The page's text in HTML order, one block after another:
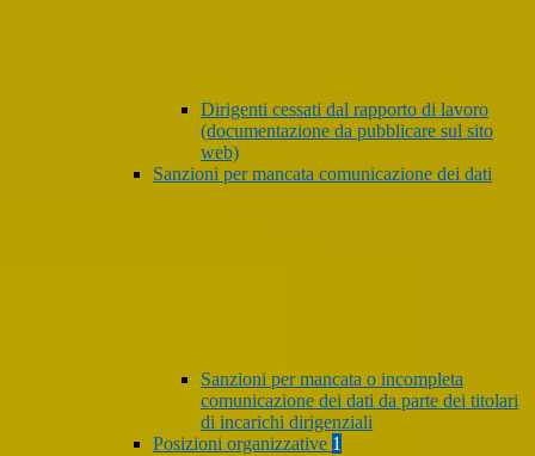
Dirigenti cessati dal rapporto di lavoro
(documentazione da pubblicare sul sito
web)
Sanzioni per mancata comunicazione dei dati
Sanzioni per mancata o incompleta
comunicazione dei dati da parte dei titolari
di incarichi dirigenziali
Posizioni organizzative 1